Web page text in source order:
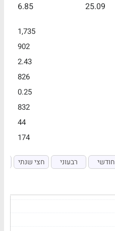
25.09
6.85
1,735
902
2.43
826
0.25
832
44
174
חודשי רבעוני חצי שנתי